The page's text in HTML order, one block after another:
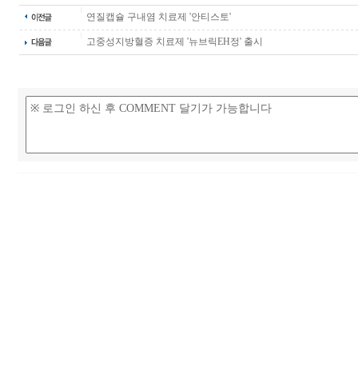
연질캡슐 구내염 치료제 '안티스토'
고중성지방혈증 치료제 '뉴브릭EH정' 출시